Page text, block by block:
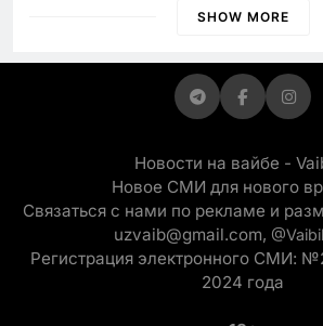
просить «кашу без
SHOW MORE
Новости на вайбе -
Новое СМИ для нового
Связаться с нами по рекламе и
uzvaib@gmail.com,
Регистрация электронного СМИ:
2024 года